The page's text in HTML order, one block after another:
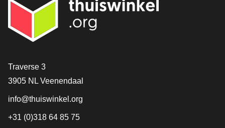
[_General:Contact]
Traverse 3
3905 NL Veenendaal
info@thuiswinkel.org
+31 (0)318 64 85 75